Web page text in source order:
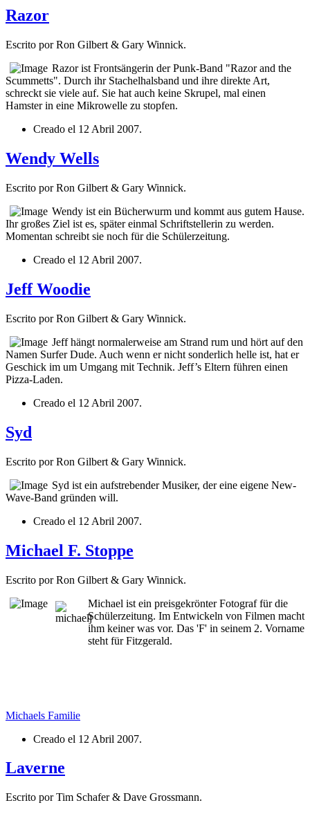
Razor
Escrito por Ron Gilbert & Gary Winnick.
Razor ist Frontsängerin der Punk-Band "Razor and the
Scummetts". Durch ihr Stachelhalsband und ihre direkte Art,
schreckt sie viele auf. Sie hat auch keine Skrupel, mal einen
Hamster in eine Mikrowelle zu stopfen.
Creado el 12 Abril 2007.
Wendy Wells
Escrito por Ron Gilbert & Gary Winnick.
Wendy ist ein Bücherwurm und kommt aus gutem Hause.
Ihr großes Ziel ist es, später einmal Schriftstellerin zu werden.
Momentan schreibt sie noch für die Schülerzeitung.
Creado el 12 Abril 2007.
Jeff Woodie
Escrito por Ron Gilbert & Gary Winnick.
Jeff hängt normalerweise am Strand rum und hört auf den
Namen Surfer Dude. Auch wenn er nicht sonderlich helle ist, hat er
Geschick im um Umgang mit Technik. Jeff’s Eltern führen einen
Pizza-Laden.
Creado el 12 Abril 2007.
Syd
Escrito por Ron Gilbert & Gary Winnick.
Syd ist ein aufstrebender Musiker, der eine eigene New-
Wave-Band gründen will.
Creado el 12 Abril 2007.
Michael F. Stoppe
Escrito por Ron Gilbert & Gary Winnick.
Michael ist ein preisgekrönter Fotograf für die
Schülerzeitung. Im Entwickeln von Filmen macht
ihm keiner was vor. Das 'F' in seinem 2. Vorname
steht für Fitzgerald.
Michaels Familie
Creado el 12 Abril 2007.
Laverne
Escrito por Tim Schafer & Dave Grossmann.